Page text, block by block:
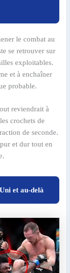
le combat au
se retrouver sur
exploitables.
et à enchaîner
probable.
reviendrait à
crochets de
de seconde.
et dur tout en
et au-delà